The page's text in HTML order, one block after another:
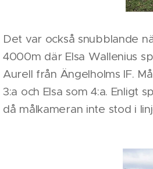
Det var också snubblande
4000m där Elsa Wallenius
Aurell från Ängelholms IF.
3:a och Elsa som 4:a. Enligt
då målkameran inte stod i